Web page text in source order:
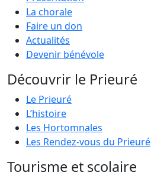
La chorale
Faire un don
Actualités
Devenir bénévole
Découvrir le Prieuré
Le Prieuré
L’histoire
Les Hortomnales
Les Rendez-vous du Prieuré
Tourisme et scolaire